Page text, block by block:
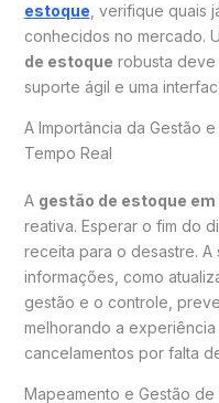
estoque , verifique quais
conhecidos no mercado.
de estoque robusta deve
suporte ágil e uma
A Importância da Gestão
Tempo Real
A gestão de estoque
reativa. Esperar o fim do
receita para o desastre.
informações, como
gestão e o controle,
melhorando a
cancelamentos por falta
Mapeamento e Gestão de